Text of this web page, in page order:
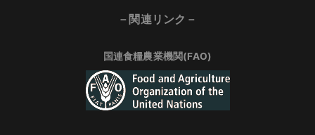
－関連リンク－
国連食糧農業機関(FAO)